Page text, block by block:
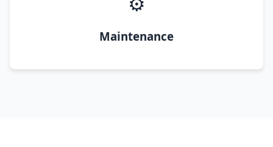
Maintenance